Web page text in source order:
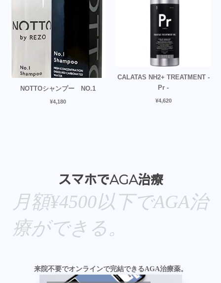
NOTTOシャンプー NO.1
¥4,180
CALATAS NH2+ TREATMENT -
Pr -
¥4,620
スマホでAGA治療
月額¥4500以下でAGA治
療ができる。
来院不要でオンラインで完結できるAGA治療薬。